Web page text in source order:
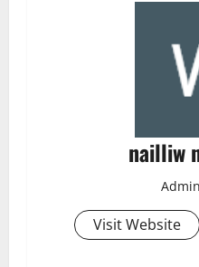
nailliw
Visit Website